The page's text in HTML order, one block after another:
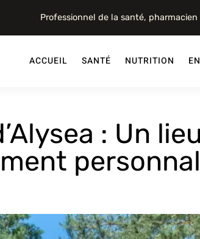
Professionnel de la santé,
ACCUEIL SANTÉ NUTRITION
: Un